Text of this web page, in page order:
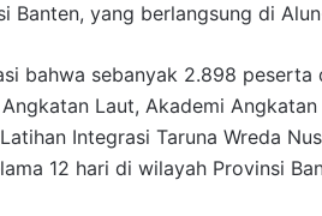
Banten, yang berlangsung di
bahwa sebanyak 2.898
Laut, Akademi
Integrasi Taruna Wreda
12 hari di wilayah Provinsi